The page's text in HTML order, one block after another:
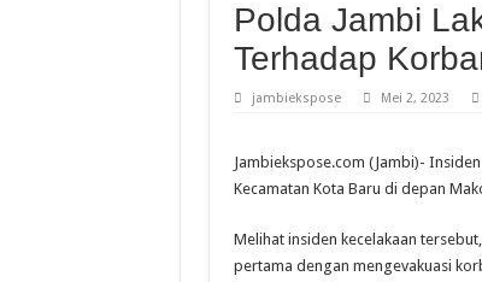
Polda Jambi
Terhadap
jambiekspose Mei 2, 2023
Jambiekspose.com (Jambi)-
Kecamatan Kota Baru di depan
Melihat insiden kecelakaan
pertama dengan mengevakuasi